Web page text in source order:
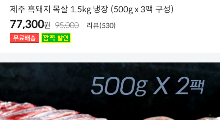
제주 흑돼지 목살 1.5kg 냉장 (500g x 3팩 구성)
77,300원 95,000 리뷰(530)